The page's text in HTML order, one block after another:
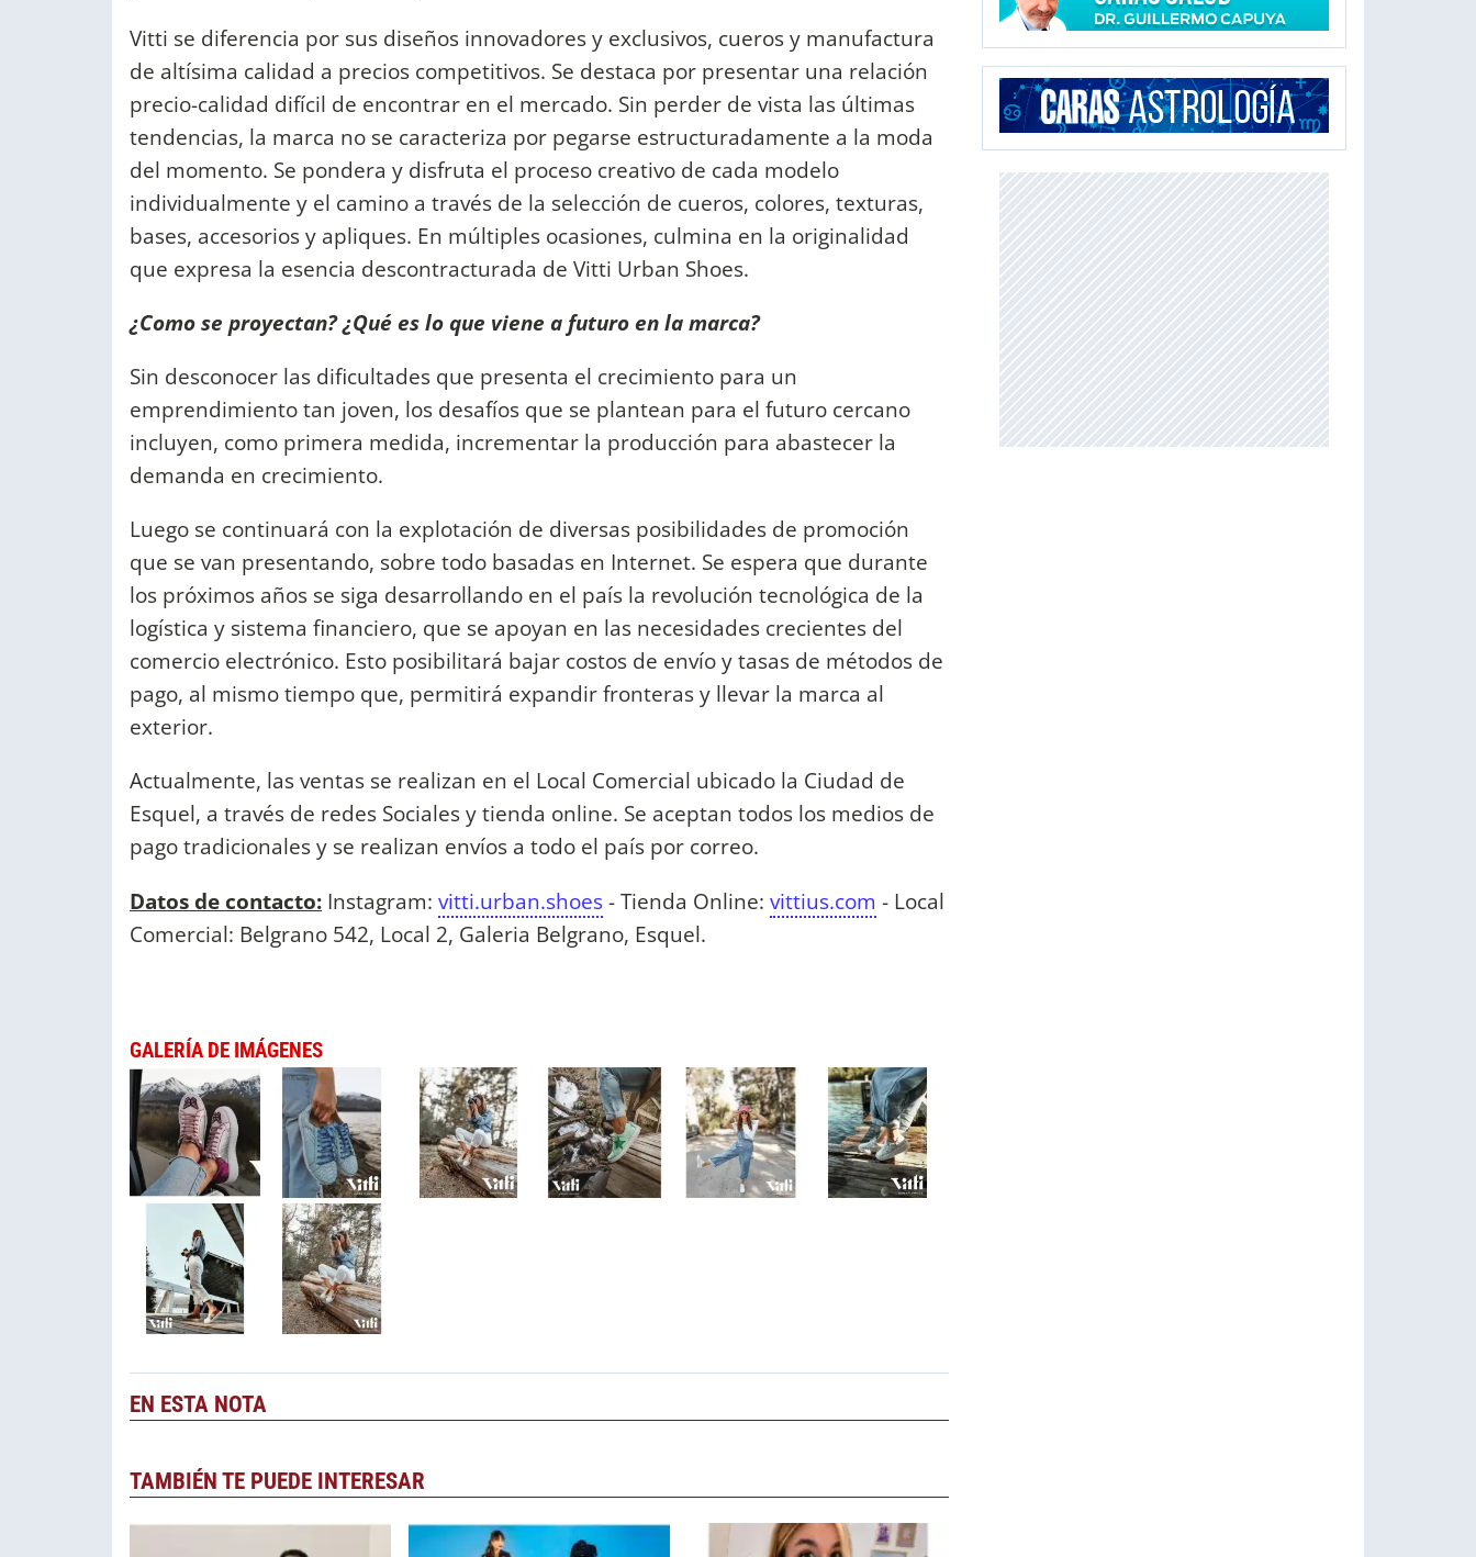
Vitti se diferencia por sus diseños innovadores y exclusivos, cueros y manufactura
de altísima calidad a precios competitivos. Se destaca por presentar una relación
precio-calidad difícil de encontrar en el mercado. Sin perder de vista las últimas
tendencias, la marca no se caracteriza por pegarse estructuradamente a la moda
del momento. Se pondera y disfruta el proceso creativo de cada modelo
individualmente y el camino a través de la selección de cueros, colores, texturas,
bases, accesorios y apliques. En múltiples ocasiones, culmina en la originalidad
que expresa la esencia descontracturada de Vitti Urban Shoes.
¿Como se proyectan? ¿Qué es lo que viene a futuro en la marca?
Sin desconocer las dificultades que presenta el crecimiento para un
emprendimiento tan joven, los desafíos que se plantean para el futuro cercano
incluyen, como primera medida, incrementar la producción para abastecer la
demanda en crecimiento.
Luego se continuará con la explotación de diversas posibilidades de promoción
que se van presentando, sobre todo basadas en Internet. Se espera que durante
los próximos años se siga desarrollando en el país la revolución tecnológica de la
logística y sistema financiero, que se apoyan en las necesidades crecientes del
comercio electrónico. Esto posibilitará bajar costos de envío y tasas de métodos de
pago, al mismo tiempo que, permitirá expandir fronteras y llevar la marca al
exterior.
Actualmente, las ventas se realizan en el Local Comercial ubicado la Ciudad de
Esquel, a través de redes Sociales y tienda online. Se aceptan todos los medios de
pago tradicionales y se realizan envíos a todo el país por correo.
Datos de contacto: Instagram: vitti.urban.shoes- Tienda Online: vittius.com - Local
Comercial: Belgrano 542, Local 2, Galeria Belgrano, Esquel.
GALERÍA DE IMÁGENES
EN ESTA NOTA
TAMBIÉN TE PUEDE INTERESAR